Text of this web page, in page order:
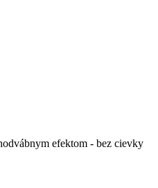
efektom - bez cievky